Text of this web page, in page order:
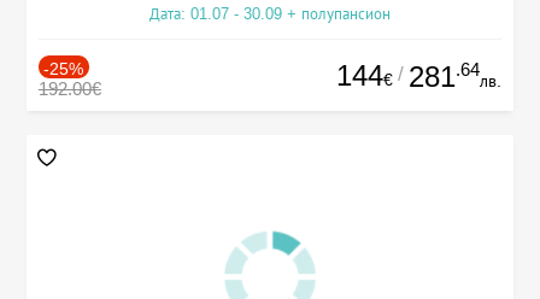
Дата: 01.07 - 30.09 + полупансион
-25%
192.00€ 144€ / 281.64
лв.